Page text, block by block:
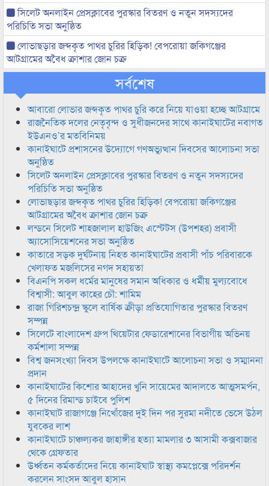
সিলেট অনলাইন প্রেসক্লাবের পুরস্কার বিতরণ ও নতুন সদস্যদের
পরিচিতি সভা অনুষ্ঠিত
লোভাছড়ার জব্দকৃত পাথর চুরির হিড়িক! বেপরোয়া জকিগঞ্জের
আটগ্রামের অবৈধ ক্রাশার জোন চক্র
সর্বশেষ
আবারো লোভার জব্দকৃত পাথর চুরি করে নিয়ে যাওয়া হচ্ছে আটগ্রামে
রাজনৈতিক দলের নেতৃবৃন্দ ও সুধীজনদের সাথে কানাইঘাটের নবাগত
ইউএনও’র মতবিনিময়
কানাইঘাটে প্রশাসনের উদ্যোগে গণঅভ্যুত্থান দিবসের আলোচনা সভা
অনুষ্ঠিত
সিলেট অনলাইন প্রেসক্লাবের পুরস্কার বিতরণ ও নতুন সদস্যদের
পরিচিতি সভা অনুষ্ঠিত
লোভাছড়ার জব্দকৃত পাথর চুরির হিড়িক! বেপরোয়া জকিগঞ্জের
আটগ্রামের অবৈধ ক্রাশার জোন চক্র
লন্ডনে সিলেট শাহজালাল হাউজিং এস্টেটস (উপশহর) প্রবাসী
অ্যাসোসিয়েশনের সভা অনুষ্ঠিত
কাতারে সড়ক দুর্ঘটনায় নিহত কানাইঘাটের প্রবাসী পাঁচ পরিবারকে
খেলাফত মজলিসের নগদ সহায়তা
বিএনপি সকল ধর্মের মানুষের সমান অধিকার ও ধর্মীয় মুল্যবোধে
বিশ্বাসী: আবুল কাহের চৌ: শামিম
রাজা গিরিশচন্দ্র স্কুলে বার্ষিক ক্রীড়া প্রতিযোগিতার পুরস্কার বিতরণ
সম্পন্ন
সিলেটে বাংলাদেশ গ্রুপ থিয়েটার ফেডারেশানের বিভাগীয় অভিনয়
কর্মশালা সম্পন্ন
বিশ্ব জনসংখ্যা দিবস উপলক্ষে কানাইঘাটে আলোচনা সভা ও সম্মাননা
প্রদান
কানাইঘাটের কিশোর আহাদের খুনি সায়েমের আদালতে আত্মসমর্পন,
৫ দিনের রিমান্ড চাইবে পুলিশ
কানাইঘাট রাজাগঞ্জে নিখোঁজের দুই দিন পর সুরমা নদীতে ভেসে উঠল
যুবকের লাশ
কানাইঘাটে চাঞ্চল্যকর জাহাঙ্গীর হত্যা মামলার ৩ আসামী কক্সবাজার
থেকে গ্রেফতার
উর্ধ্বতন কর্মকর্তাদের নিয়ে কানাইঘাট স্বাস্থ্য কমপ্লেক্সে পরিদর্শন
করলেন সাংসদ আবুল হাসান